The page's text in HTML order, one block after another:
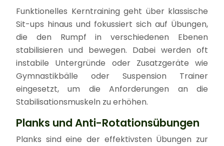
Funktionelles Kerntraining geht über klassische
Sit-ups hinaus und fokussiert sich auf Übungen,
die den Rumpf in verschiedenen Ebenen
stabilisieren und bewegen. Dabei werden oft
instabile Untergründe oder Zusatzgeräte wie
Gymnastikbälle oder Suspension Trainer
eingesetzt, um die Anforderungen an die
Stabilisationsmuskeln zu erhöhen.
Planks und Anti-Rotationsübungen
Planks sind eine der effektivsten Übungen zur